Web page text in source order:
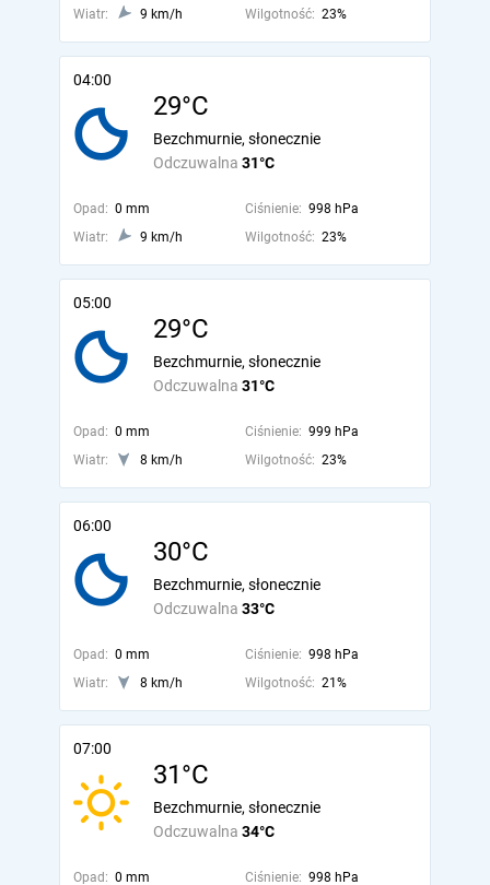
Wiatr:
9 km/h Wilgotność: 23%
04:00
29°C
Odczuwalna 31°C
Bezchmurnie, słonecznie
Opad: 0 mm Ciśnienie: 998 hPa
Wiatr:
9 km/h Wilgotność: 23%
05:00
29°C
Odczuwalna 31°C
Bezchmurnie, słonecznie
Opad: 0 mm Ciśnienie: 999 hPa
Wiatr:
8 km/h Wilgotność: 23%
06:00
30°C
Odczuwalna 33°C
Bezchmurnie, słonecznie
Opad: 0 mm Ciśnienie: 998 hPa
Wiatr:
8 km/h Wilgotność: 21%
07:00
31°C
Odczuwalna 34°C
Bezchmurnie, słonecznie
Opad: 0 mm Ciśnienie: 998 hPa